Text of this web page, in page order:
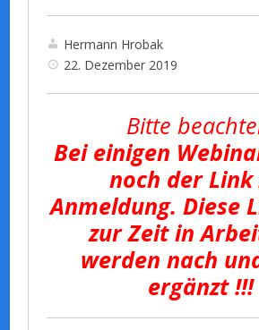
Hermann Hrobak
22. Dezember 2019
Bitte
Bei einigen
noch der Link
Anmeldung. Diese
zur Zeit in
werden nach
ergänzt !!!